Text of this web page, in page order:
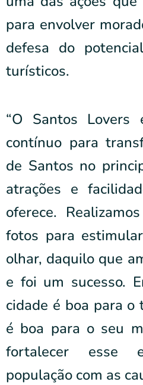
para envolver
defesa do
turísticos.
“O Santos Lovers
contínuo para
de Santos no
atrações e
oferece.
fotos para
olhar, daquilo que
e foi um sucesso.
cidade é boa para
é boa para o seu
fortalecer esse
população com as